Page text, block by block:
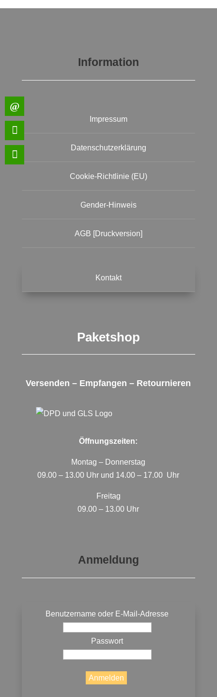
Information
Impressum
Datenschutzerklärung
Cookie-Richtlinie (EU)
Gender-Hinweis
AGB [Druckversion]
Kontakt
Paketshop
Versenden – Empfangen – Retournieren
Öffnungszeiten:
Montag – Donnerstag
09.00 – 13.00 Uhr und 14.00 – 17.00 Uhr
Freitag
09.00 – 13.00 Uhr
Anmeldung
Benutzername oder E-Mail-Adresse
Passwort